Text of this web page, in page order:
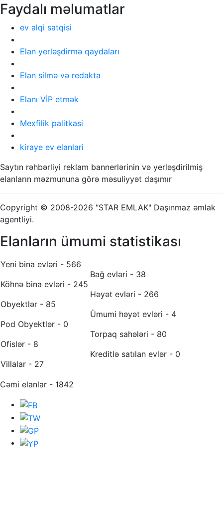
Faydalı məlumatlar
ev alqi satqisi
Elan yerləşdirmə qaydaları
Elan silmə və redakta
Elanı VİP etmək
Mexfilik palitkasi
kiraye ev elanlari
Saytın rəhbərliyi reklam bannerlərinin və yerləşdirilmiş
elanların məzmununa görə məsuliyyət daşımır
Copyright © 2008-2026 "STAR EMLAK" Daşınmaz əmlak
agentliyi.
Elanların ümumi statistikası
Yeni bina evləri - 566
Köhnə bina evləri - 245
Obyektlər - 85
Pod Obyektlər - 0
Ofislər - 8
Villalar - 27
Bağ evləri - 38
Həyət evləri - 266
Ümumi həyət evləri - 4
Torpaq sahələri - 80
Kreditlə satılan evlər - 0
Cəmi elanlar - 1842